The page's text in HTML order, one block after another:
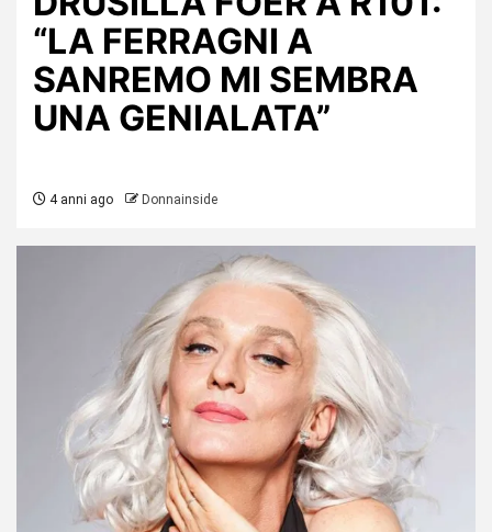
“LA FERRAGNI A
SANREMO MI SEMBRA
UNA GENIALATA”
4 anni ago Donnainside